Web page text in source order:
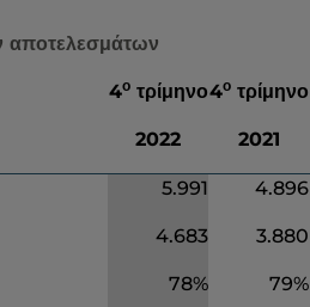
αποτελεσμάτων
4οτρίμηνο4οτρίμηνο
2022 2021
5.991 4.896
4.683 3.880
78% 79%